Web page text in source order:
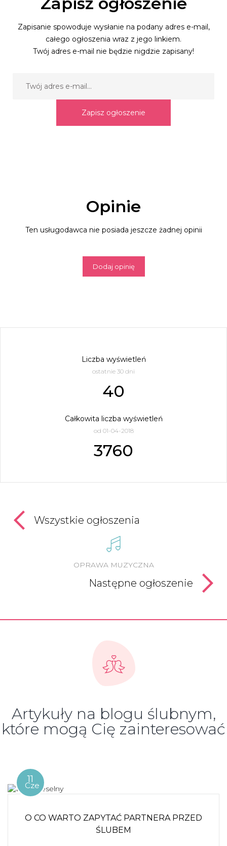
Zapisanie spowoduje wysłanie na podany adres e-mail,
całego ogłoszenia wraz z jego linkiem.
Twój adres e-mail nie będzie nigdzie zapisany!
Zapisz ogłoszenie
Opinie
Ten usługodawca nie posiada jeszcze żadnej opinii
Dodaj opinię
Liczba wyświetleń
ostatnie 30 dni
40
Całkowita liczba wyświetleń
od 01-04-2018
3760
Wszystkie ogłoszenia
OPRAWA MUZYCZNA
Następne ogłoszenie
Artykuły na blogu ślubnym,
które mogą Cię zainteresować
11
Cze
O CO WARTO ZAPYTAĆ PARTNERA PRZED
ŚLUBEM